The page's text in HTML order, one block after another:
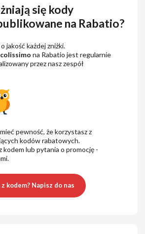
się kody
na Rabatio?
jakość każdej zniżki.
na Rabatio jest regularnie
przez nasz zespół
pewność, że korzystasz z
kodów rabatowych.
kodem lub pytania o promocję -
kodem? Napisz do nas